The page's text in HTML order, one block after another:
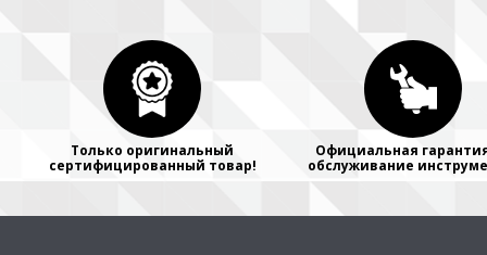
Только оригинальный
сертифицированный товар!
Официальная
обслуживание